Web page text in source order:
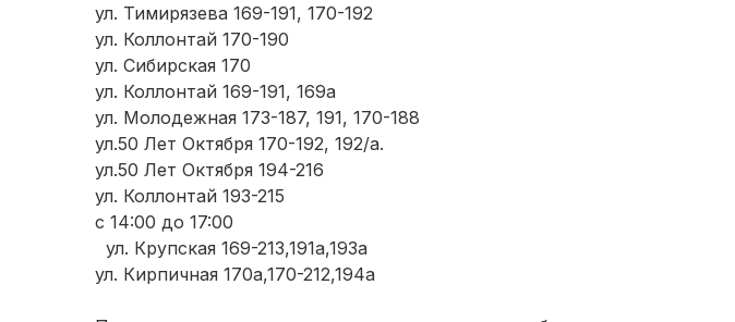
ул. Тимирязева 169-191, 170-192
ул. Коллонтай 170-190
ул. Сибирская 170
ул. Коллонтай 169-191, 169а
ул. Молодежная 173-187, 191, 170-188
ул.50 Лет Октября 170-192, 192/а.
ул.50 Лет Октября 194-216
ул. Коллонтай 193-215
с 14:00 до 17:00
ул. Крупская 169-213,191а,193а
ул. Кирпичная 170а,170-212,194а